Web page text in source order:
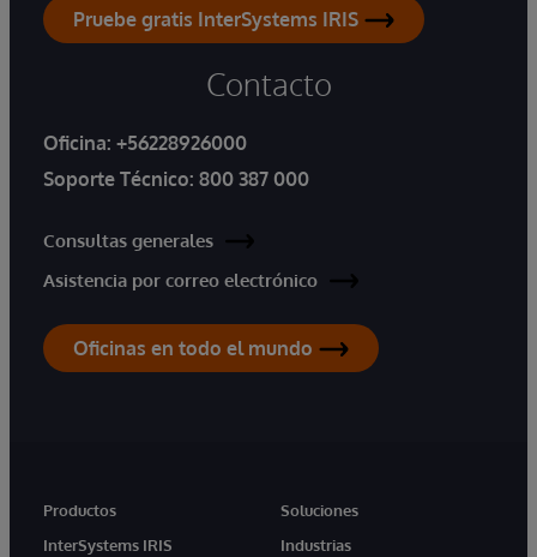
Pruebe gratis InterSystems IRIS
Contacto
Oficina: +56228926000
Soporte Técnico: 800 387 000
Consultas generales
Asistencia por correo electrónico
Oficinas en todo el mundo
Productos
InterSystems IRIS
Soluciones
Industrias